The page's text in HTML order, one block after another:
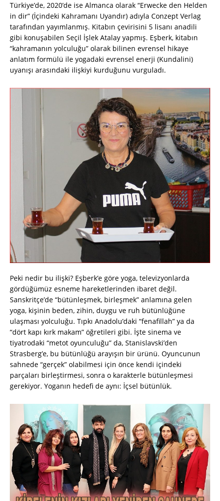
Türkiye’de, 2020’de ise Almanca olarak “Erwecke den Helden
in dir” (İçindeki Kahramanı Uyandır) adıyla Conzept Verlag
tarafından yayımlanmış. Kitabın çevirisini 5 lisanı anadili
gibi konuşabilen Seçil İşlek Atalay yapmış. Eşberk, kitabın
“kahramanın yolculuğu” olarak bilinen evrensel hikaye
anlatım formülü ile yogadaki evrensel enerji (Kundalini)
uyanışı arasındaki ilişkiyi kurduğunu vurguladı.
Peki nedir bu ilişki? Eşberk’e göre yoga, televizyonlarda
gördüğümüz esneme hareketlerinden ibaret değil.
Sanskritçe’de “bütünleşmek, birleşmek” anlamına gelen
yoga, kişinin beden, zihin, duygu ve ruh bütünlüğüne
ulaşması yolculuğu. Tıpkı Anadolu’daki “fenafillah” ya da
“dört kapı kırk makam” öğretileri gibi. İşte sinema ve
tiyatrodaki “metot oyunculuğu” da, Stanislavski’den
Strasberg’e, bu bütünlüğü arayışın bir ürünü. Oyuncunun
sahnede “gerçek” olabilmesi için önce kendi içindeki
parçaları birleştirmesi, sonra o karakterle bütünleşmesi
gerekiyor. Yoganın hedefi de aynı: İçsel bütünlük.